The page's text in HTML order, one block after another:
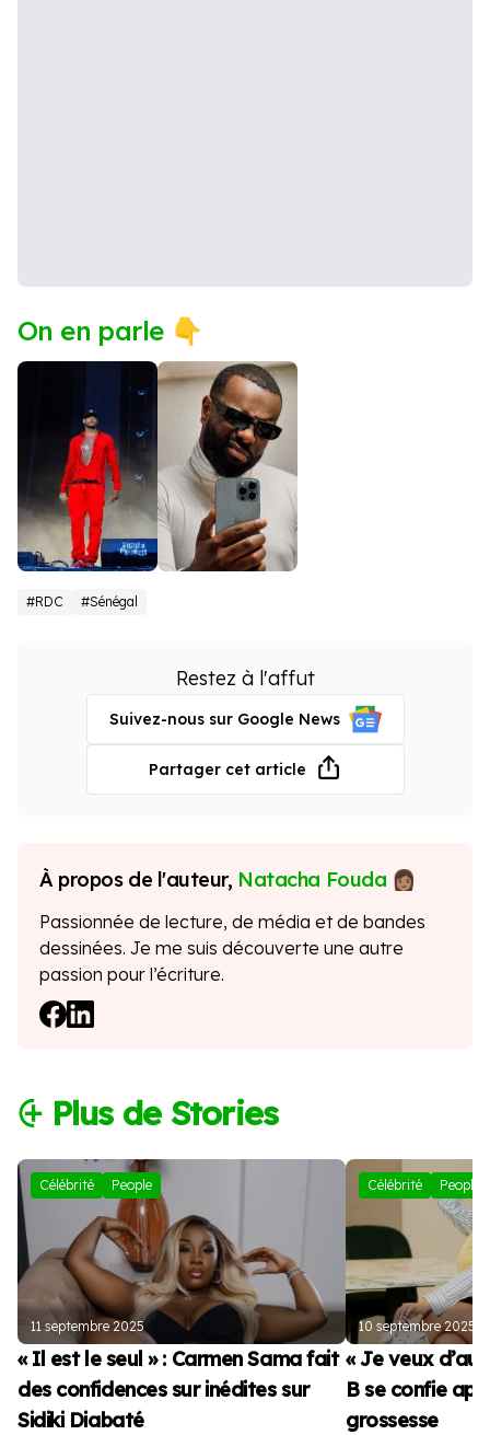
On en parle 👇
Booba
#RDC #Sénégal
Restez à l'affut
Suivez-nous sur Google News
Partager cet article
À propos de l'auteur, Natacha Fouda
Passionnée de lecture, de média et de bandes
dessinées. Je me suis découverte une autre
passion pour l’écriture.
⨭ Plus de Stories
Célébrité People
11 septembre 2025
« Il est le seul » : Carmen Sama fait
des confidences sur inédites sur
Sidiki Diabaté
Célébrité People
10 septembre 2025
« Je veux
B se confie
grossesse